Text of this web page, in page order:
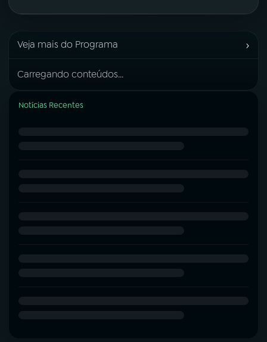
Veja mais do Programa ›
Carregando conteúdos...
Notícias Recentes